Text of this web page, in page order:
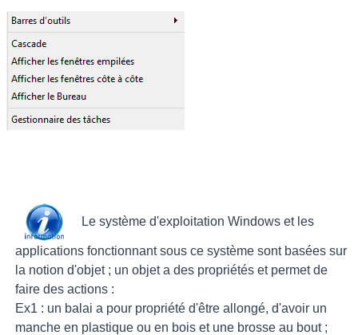
Le système d'exploitation Windows et les
applications fonctionnant sous ce système sont basées sur
la notion d'objet ; un objet a des propriétés et permet de
faire des actions :
Ex1 : un balai a pour propriété d'être allongé, d'avoir un
manche en plastique ou en bois et une brosse au bout ;